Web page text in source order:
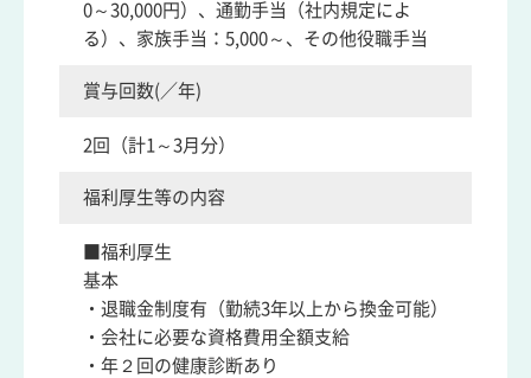
0～30,000円）、通勤手当（社内規定によ
る）、家族手当：5,000～、その他役職手当
賞与回数(／年)
2回（計1～3月分）
福利厚生等の内容
■福利厚生
基本
・退職金制度有（勤続3年以上から換金可能）
・会社に必要な資格費用全額支給
・年２回の健康診断あり